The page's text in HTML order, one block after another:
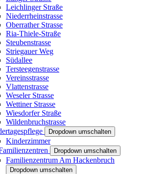
Leichlinger Straße
Niederrheinstrasse
Oberrather Strasse
Ria-Thiele-Straße
Steubenstrasse
Striegauer Weg
Südallee
Tersteegenstrasse
Vereinsstrasse
Vlattenstrasse
Weseler Strasse
Wettiner Strasse
Wiesdorfer Straße
Wildenbruchstrasse
Dropdown umschalten
Kinderzimmer
Dropdown umschalten
Familienzentrum Am Hackenbruch
Dropdown umschalten